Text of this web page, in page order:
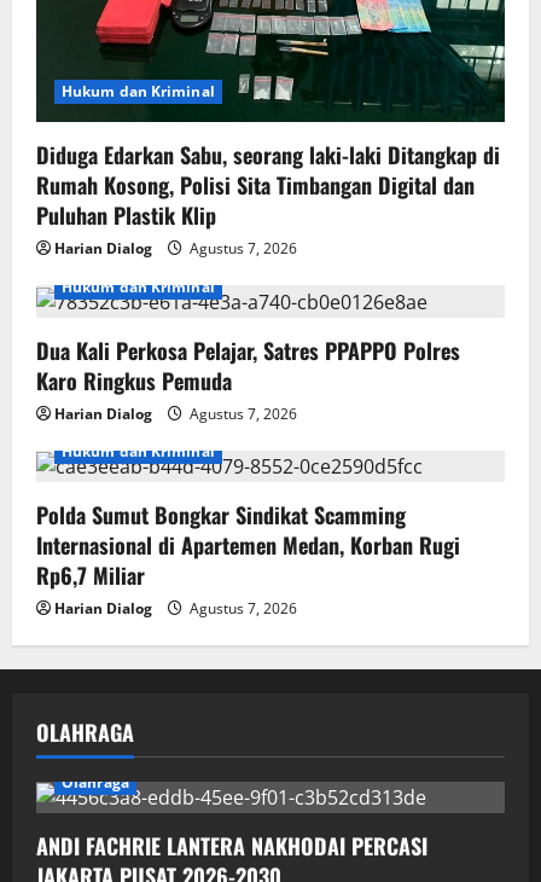
Hukum dan Kriminal
Diduga Edarkan Sabu, seorang laki-laki Ditangkap di
Rumah Kosong, Polisi Sita Timbangan Digital dan
Puluhan Plastik Klip
Harian Dialog
Agustus 7, 2026
Hukum dan Kriminal
Dua Kali Perkosa Pelajar, Satres PPAPPO Polres
Karo Ringkus Pemuda
Harian Dialog
Agustus 7, 2026
Hukum dan Kriminal
Polda Sumut Bongkar Sindikat Scamming
Internasional di Apartemen Medan, Korban Rugi
Rp6,7 Miliar
Harian Dialog Agustus 7, 2026
OLAHRAGA
Olahraga
ANDI FACHRIE LANTERA NAKHODAI PERCASI